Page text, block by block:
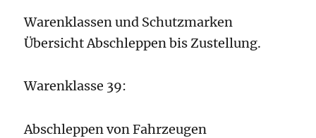
Warenklassen und Schutzmarken
Übersicht Abschleppen bis Zustellung.
Warenklasse 39:
Abschleppen von Fahrzeugen